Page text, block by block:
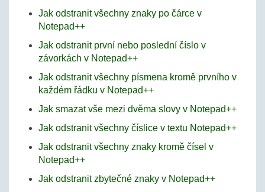
Jak odstranit všechny znaky po čárce v
Notepad++
Jak odstranit první nebo poslední číslo v
závorkách v Notepad++
Jak odstranit všechny písmena kromě prvního v
každém řádku v Notepad++
Jak smazat vše mezi dvěma slovy v Notepad++
Jak odstranit všechny číslice v textu Notepad++
Jak odstranit všechny znaky kromě čísel v
Notepad++
Jak odstranit zbytečné znaky v Notepad++